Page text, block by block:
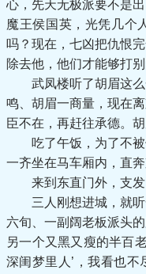
心，先天无极派要不是
魔王侯国英，光凭几个
吗？现在，七凶把仇恨
除去他，他们才能够打
武凤楼听了胡眉这么
鸣、胡眉一商量，现在
臣不在，再赶往承德。
吃了午饭，为了不被
一齐坐在马车厢内，直奔
来到东直门外，支发
三人刚想进城，就听
六旬、一副阔老板派头
另一个又黑又瘦的半百
深闺梦里人’，我看也